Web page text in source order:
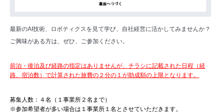
最新のAI技術、ロボティクスを見て学び、自社経営に活かしてみませんか？
ご興味がある方は、ぜひ、ご参加ください。
前泊・後泊及び経路の指定はありませんが、チラシに記載された日程（経
路、宿泊数）で計算された旅費の２分の１が助成額の上限となります。
募集人数：４名（１事業所２名まで）
※参加希望者が多い場合は１事業所１名とさせていただきます。